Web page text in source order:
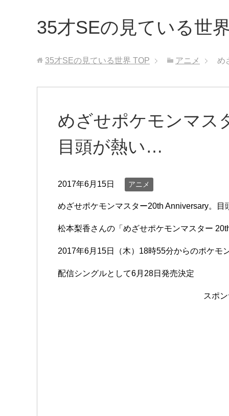
35才SEの見ている世
35才SEの見ている世界 TOP アニメ め
めざせポケモンマス
目頭が熱い…
2017年6月15日 アニメ
めざせポケモンマスター20th Anniversary。
松本梨香さんの「めざせポケモンマスター
2017年6月15日（木）18時55分からのポケモ
配信シングルとして6月28日発売決定
スポ